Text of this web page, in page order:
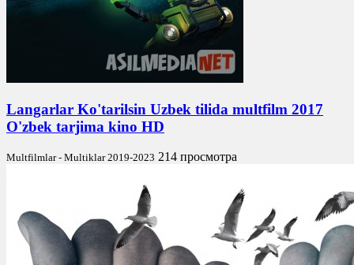
Langarlar Ko'tarilsin Uzbek tilida multfilm 2017
O'zbek tarjima kino HD
Multfilmlar - Multiklar 2019-2023 214 просмотра